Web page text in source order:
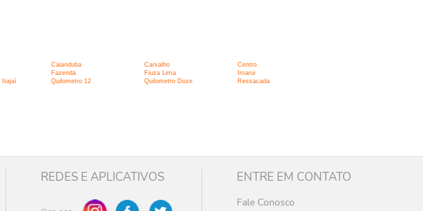
Caianduba Carvalho
Centro
Fazenda Fiuza Lima
Imarui
Itajaí Quilometro 12 Quilometro Doze
Ressacada
REDES E APLICATIVOS ENTRE EM CONTATO
Fale Conosco